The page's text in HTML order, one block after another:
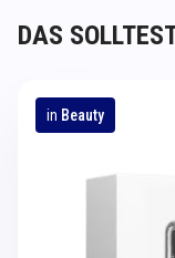
DAS
in Beauty